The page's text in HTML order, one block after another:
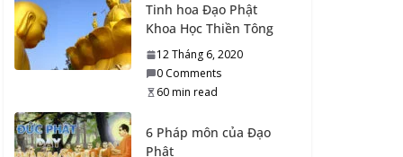
35_Tổ sư Thiền Tông
10 Tháng 9, 2020
0 Comments
5 min read
34_Tổ sư Thiền Tông
Tinh hoa Đạo Phật
Khoa Học Thiền Tông
12 Tháng 6, 2020
0 Comments
60 min read
6 Pháp môn của Đạo
Phật